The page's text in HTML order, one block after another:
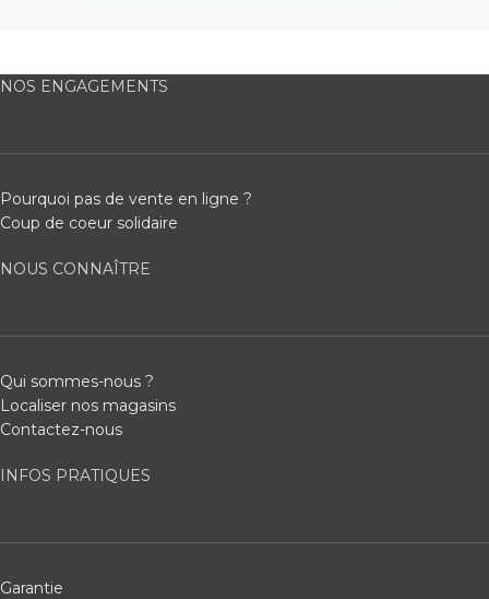
NOS ENGAGEMENTS
Pourquoi pas de vente en ligne ?
Coup de coeur solidaire
NOUS CONNAÎTRE
Qui sommes-nous ?
Localiser nos magasins
Contactez-nous
INFOS PRATIQUES
Garantie